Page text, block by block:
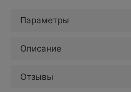
Параметры
Описание
Отзывы